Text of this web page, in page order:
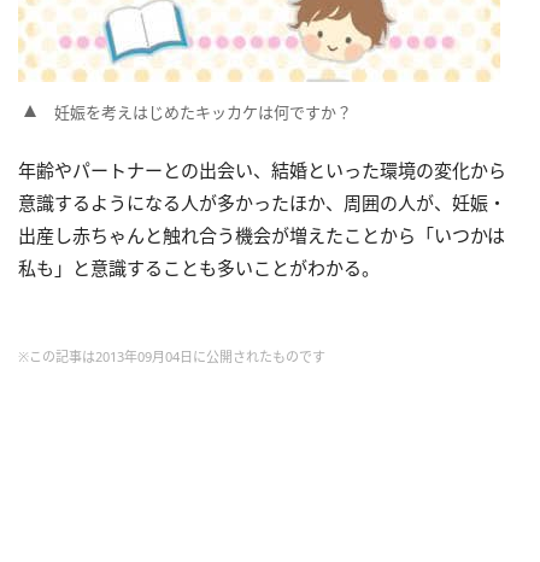
妊娠を考えはじめたキッカケは何ですか？
年齢やパートナーとの出会い、結婚といった環境の変化から
意識するようになる人が多かったほか、周囲の人が、妊娠・
出産し赤ちゃんと触れ合う機会が増えたことから「いつかは
私も」と意識することも多いことがわかる。
※この記事は2013年09月04日に公開されたものです